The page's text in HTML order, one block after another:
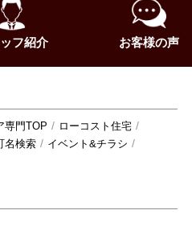
フ紹介 お客様の声
専門TOP
ローコスト住宅
名検索
イベント&チラシ